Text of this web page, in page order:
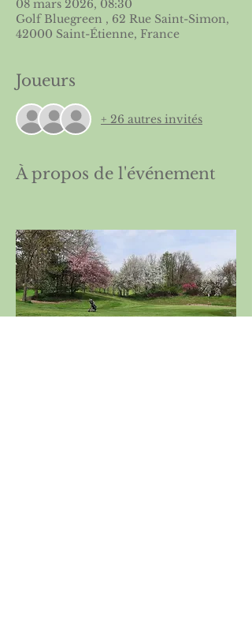
08 mars 2026, 08:30
Golf Bluegreen , 62 Rue Saint-Simon,
42000 Saint-Étienne, France
Joueurs
+ 26 autres invités
À propos de l'événement